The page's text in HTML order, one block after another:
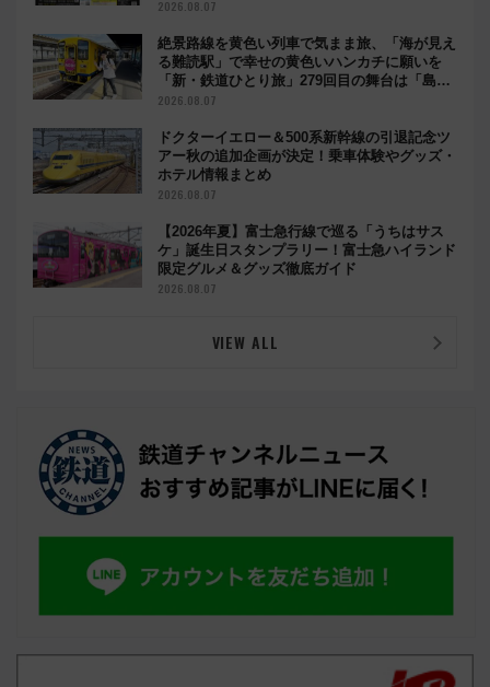
2026.08.07
絶景路線を黄色い列車で気まま旅、「海が見え
る難読駅」で幸せの黄色いハンカチに願いを
「新・鉄道ひとり旅」279回目の舞台は「島原
鉄道」
2026.08.07
ドクターイエロー＆500系新幹線の引退記念ツ
アー秋の追加企画が決定！乗車体験やグッズ・
ホテル情報まとめ
2026.08.07
【2026年夏】富士急行線で巡る「うちはサス
ケ」誕生日スタンプラリー！富士急ハイランド
限定グルメ＆グッズ徹底ガイド
2026.08.07
VIEW ALL